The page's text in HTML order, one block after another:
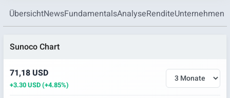
ÜbersichtNewsFundamentalsAnalyseRenditeUnternehmen
Sunoco Chart
71,18 USD
+3.30 USD (+4.85%)